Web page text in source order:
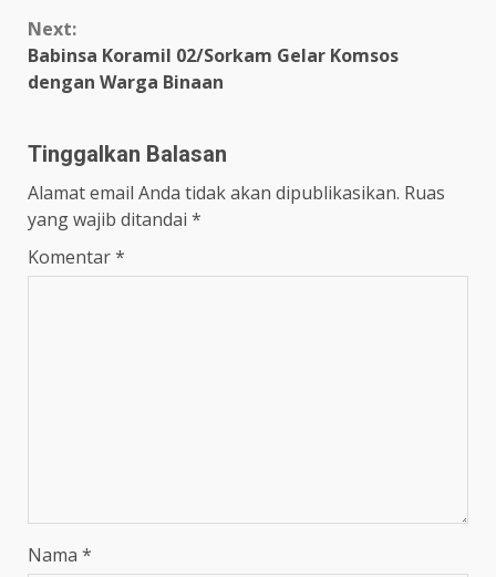
Next:
Babinsa Koramil 02/Sorkam Gelar Komsos
dengan Warga Binaan
Tinggalkan Balasan
Alamat email Anda tidak akan dipublikasikan. Ruas
yang wajib ditandai *
Komentar*
Nama *